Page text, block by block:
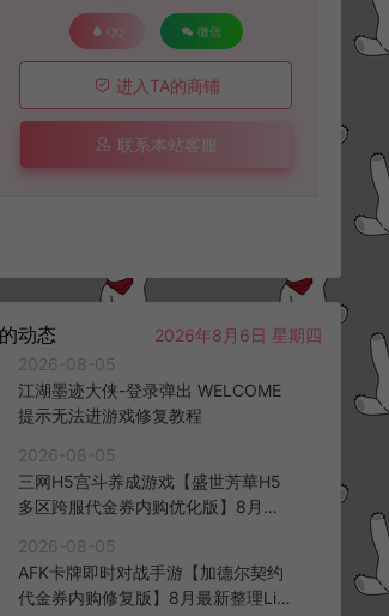
QQ 微信
进入TA的商铺
联系本站客服
动态
2026年8月6日 星期四
2026-08-05
江湖墨迹大侠-登录弹出 WELCOME
提示无法进游戏修复教程
2026-08-05
三网H5宫斗养成游戏【盛世芳華H5
多区跨服代金券内购优化版】8月最
台+全资源安卓+详细搭建教程+视频
教程
2026-08-05
AFK卡牌即时对战手游【加德尔契约
代金券内购修复版】8月最新整理Lin